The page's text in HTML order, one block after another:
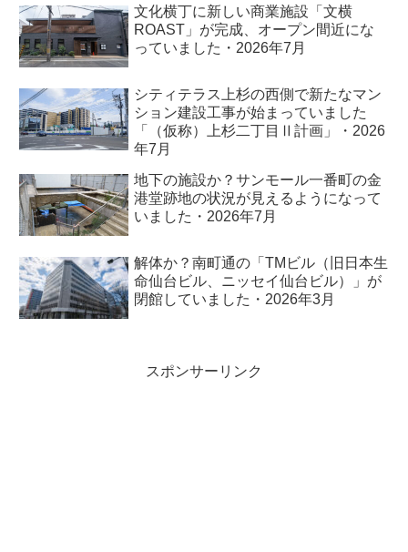
文化横丁に新しい商業施設「文横
ROAST」が完成、オープン間近にな
っていました・2026年7月
シティテラス上杉の西側で新たなマン
ション建設工事が始まっていました
「（仮称）上杉二丁目Ⅱ計画」・2026
年7月
地下の施設か？サンモール一番町の金
港堂跡地の状況が見えるようになって
いました・2026年7月
解体か？南町通の「TMビル（旧日本生
命仙台ビル、ニッセイ仙台ビル）」が
閉館していました・2026年3月
スポンサーリンク